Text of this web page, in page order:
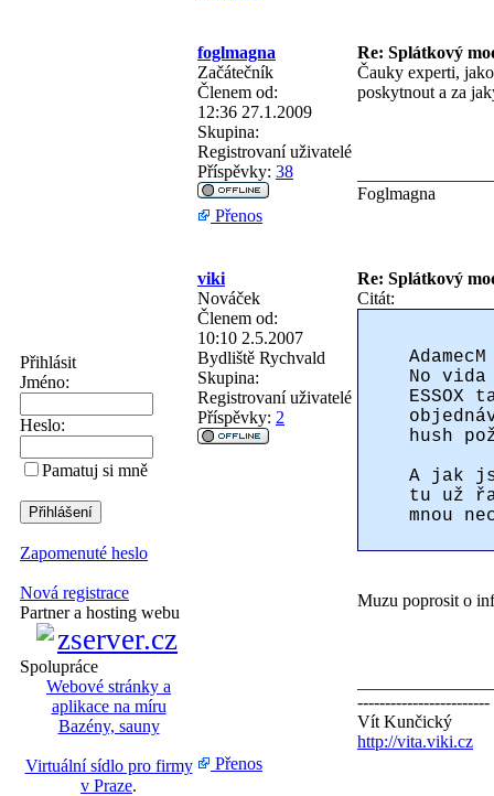
Přihlásit
Jméno:
Heslo:
Pamatuj si mně
Zapomenuté heslo
Nová registrace
Partner a hosting webu
Spolupráce
Webové stránky a
aplikace na míru
Bazény, sauny
Virtuální sídlo pro firmy
v Praze.
foglmagna
Re: Splátkový
Začátečník
Členem od:
12:36 27.1.2009
Skupina:
Registrovaní uživatelé
Příspěvky: 38
Čauky experti,
poskytnout a za
Foglmagna
Přenos
viki
Re: Splátkový
Nováček
Členem od:
10:10 2.5.2007
Bydliště Rychvald
Skupina:
Registrovaní uživatelé
Příspěvky: 2
Citát:
No
ESSOX
hush
A jak
tu už
mnou
Muzu poprosit o
------------------------
Vít Kunčický
http://vita.viki.cz
Přenos